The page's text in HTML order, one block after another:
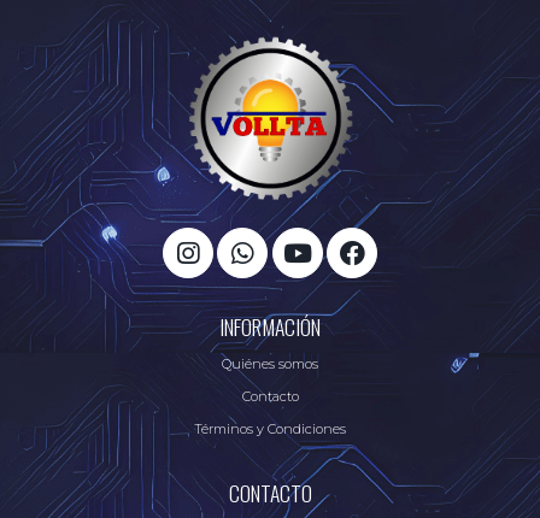
INFORMACIÓN
Quiénes somos
Contacto
Términos y Condiciones
CONTACTO